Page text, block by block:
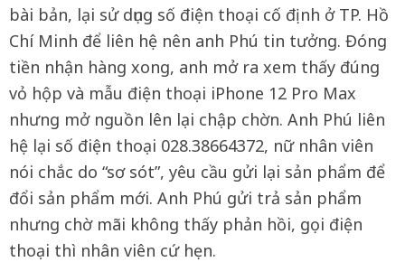
bài bản, lại sử dụng số điện thoại cố định ở TP. Hồ
Chí Minh để liên hệ nên anh Phú tin tưởng. Đóng
tiền nhận hàng xong, anh mở ra xem thấy đúng
vỏ hộp và mẫu điện thoại iPhone 12 Pro Max
nhưng mở nguồn lên lại chập chờn. Anh Phú liên
hệ lại số điện thoại 028.38664372, nữ nhân viên
nói chắc do “sơ sót”, yêu cầu gửi lại sản phẩm để
đổi sản phẩm mới. Anh Phú gửi trả sản phẩm
nhưng chờ mãi không thấy phản hồi, gọi điện
thoại thì nhân viên cứ hẹn.